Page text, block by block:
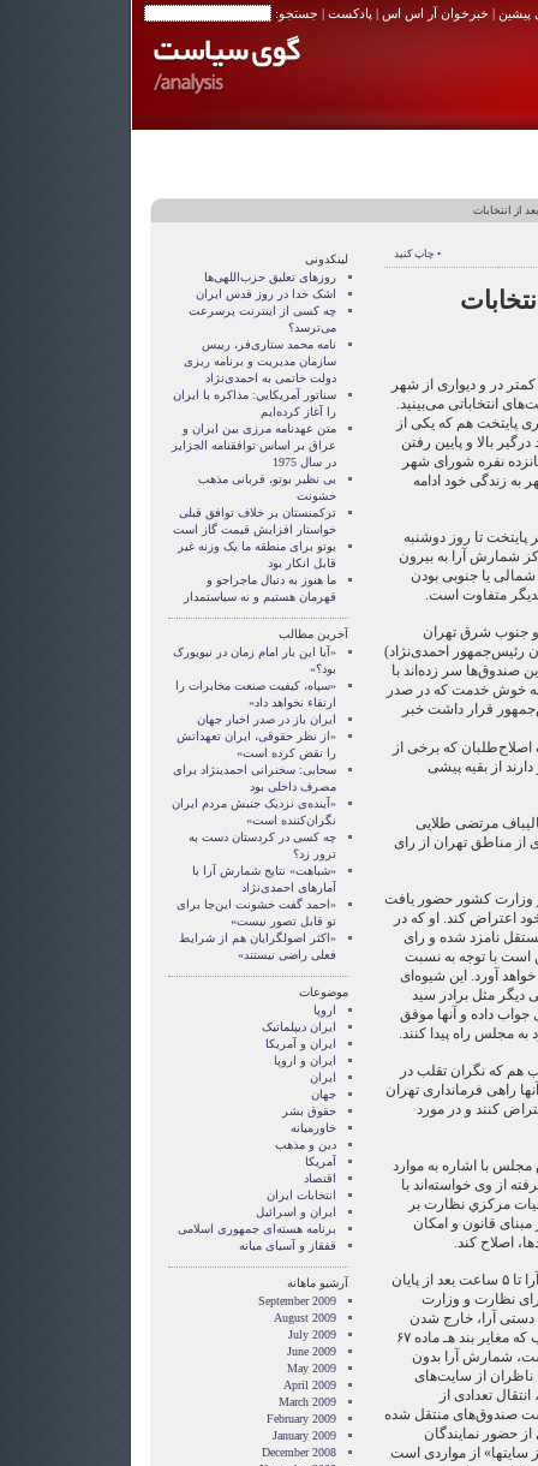
پیشین | خبرخوان آر اس اس |پادکست | جستجو:
از انتخابات
• چاپ کنید
کمتر در و دیواری از شهر
انتخاباتی می‌بینید.
پایتخت هم که یکی از
بالا و پایین رفتن
نفره شورای شهر
به زندگی خود ادامه
تا روز دوشنبه
شمارش آرا به بیرون
یا جنوبی بودن
متفاوت است.
جنوب شرق تهران
رئیس‌جمهور احمدی‌نژاد)
صندوق‌ها سر زده‌اند با
خوش خدمت که در صدر
قرار داشت خبر
که برخی از
از بقیه پیشی
مرتضی طلایی
از مناطق تهران از رای
وزارت کشور حضور یافت
اعتراض کند. او که در
نامزد شده و رای
است با توجه به نسبت
آورد. این شیوه‌ای
دیگر مثل برادر سید
جواب داده و آنها موفق
به مجلس راه پیدا کنند.
هم که نگران تقلب در
راهی فرمانداری تهران
کنند و در مورد
مجلس با اشاره به موارد
از وی خواسته‌اند با
هيات مركزي نظارت بر
مبنای قانون و امکان
اصلاح کند.
«نامشخص بودن شیوه شمارش آرا تا ۵ ساعت بعد از پایان
نظارت و وزارت
آرا، خارج شدن
صندوق‌های اخذ رای از محل شعب که مغایر بند هـ ماده ۶۷
شمارش آرا بدون
از سایت‌های
تعدادی از
صندوق‌های منتقل شده
حضور نمایندگان
سایتها» از مواردی است
لینکدونی
روزهای تعلیق حزب‌اللهی‌ها
اشک خدا در روز قدس ایران
چه کسی از اینترنت پرسرعت
می‌ترسد؟
نامه محمد ستاری‌فر، رییس
سازمان مدیریت و برنامه ریزی
دولت خاتمی به احمدی‌نژاد
سناتور آمريکايي: مذاکره با ايران
را آغاز کرده‌ايم
متن عهدنامه مرزى بين ايران و
عراق بر اساس توافقنامه الجزاير
در سال 1975
بی نظیر بوتو، قربانی مذهب
خشونت
ترکمنستان بر خلاف توافق قبلی
خواستار افزایش قیمت گاز است
بوتو برای منطقه ما یک وزنه غیر
قابل انکار بود
ما هنوز به دنبال ماجراجو و
قهرمان هستيم و نه سياستمدار
آخرین مطالب
«آیا این بار امام زمان در نیویورک
بود؟»
«سپاه، کیفیت صنعت مخابرات را
ارتقاء نخواهد داد»
ایران باز در صدر اخبار جهان
«از نظر حقوقی، ایران تعهداتش
را نقض کرده است»
سحابی: سخنرانی احمدی‏نژاد برای
مصرف داخلی بود
«آینده‌ی نزدیک جنبش مردم ایران
نگران‌کننده است»
چه کسی در کردستان دست به
ترور زد؟
«شباهت» نتایج شمارش آرا با
آمارهای احمدی‌نژاد
«احمد گفت خشونت این‌جا برای
تو قابل تصور نیست»
«اکثر اصول‏گرایان هم از شرایط
فعلی راضی نیستند»
موضوعات
اروپا
ايران ديپلماتيک
ايران و آمريکا
ايران و اروپا
ایران
جهان
حقوق بشر
خاورميانه
دین و مذهب
آمریکا
اقتصاد
انتخابات ایران
ایران و اسرائیل
برنامه هسته‌ای جمهوری اسلامی
قفقاز و آسیای میانه
آرشیو ماهانه
September 2009
August 2009
July 2009
June 2009
May 2009
April 2009
March 2009
February 2009
January 2009
December 2008